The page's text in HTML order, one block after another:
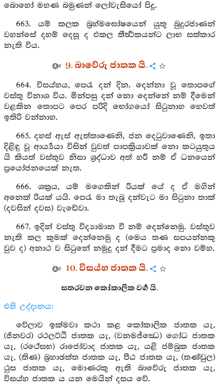
බොහෝ මහණ බමුණන් ලෝවැසියෝ පිදූ.
663. යම් කලක බ්‍රහ්මඝෝෂයෙන් යුතු බුදුරජාණන්
වහන්සේ දහම් දෙසූ ද එකල තීර්‍ත්‍ථකයන්ට ලාභ සත්කාර
නැති විය.
9. බාවේරු ජාතක යි.
664. විසය්හය, පෙරැ දන් දින. දෙන්නා වූ තොපගේ
වස්තු විනාශ විය. මින්පසු දන් නො දෙන්නේ නම් දීමෙන්
වළකින තොපට පෙර පරිදි භෝගයෝ සිටුනාහ හෙවත්
ඉතිරි වන්නාහ.
665. දහස් ඇස් ඇත්තාණෙනි, ජන දෙටුවාණෙනි, ඉතා
දිළිඳු වූ ආර්‍ය්‍යයා විසින් වුවත් පාපක්‍රියාවක් නො කටයුතුය
යි කියත් වස්තුව නිසා ශ්‍රද්ධාව අත් හරී නම් ඒ ධනයෙන්
ප්‍රයෝජනයෙක් නැත.
666. ශක්‍රය, යම් මගෙකින් රියක් යේ ද ඒ මගින්
අනෙක් රියක් යයි. පෙරැ මා තැබූ දන්වැට මා සිටුනා තාක්
(දවසින් දවස) වැඩේවා.
667. ඉදින් වස්තු විද්‍යාමාන වී නම් දෙන්නෙමු. වස්තුව
නැති කල කුමක් දෙන්නෙමු ද (මෙය තණ සපයන්නකු
වුව ද) අනාථ ව සිටුනේ නමුදු දන් දීමට ප්‍රමාද නො වම්හ.
10. විසය්හ ජාතක යි.
සතරවන කෝකාලික වර්‍ග යි.
එහි උද්දානය:
වේලාව ඉක්මවා කථා කළ කෝකාලික ජාතක යැ,
(ජිනවර) රථලට්ඨි ජාතක යැ, (වනමජ්ඣෙ) ගෝධ ජාතක
යැ, (රථේසභ) රාජෝවාද ජාතක යැ, යළි ජම්බුක ජාතක
යැ, (තිණ) බ්‍රහාඡත්ත ජාතක යැ, පීඨ ජාතක යැ, (තණ්ඩුල)
ථුස ජාතක යැ, මොණරකු ඇති බාවේරු ජාතක යැ,
විසය්හ ජාතක ය යන මෙයින් දසය වේ.